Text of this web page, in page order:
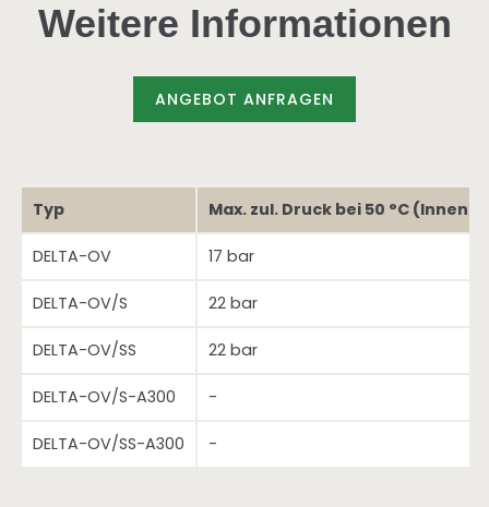
Weitere Informationen
ANGEBOT ANFRAGEN
Typ Max. zul. Druck bei 50 °C
DELTA-OV 17 bar
DELTA-OV/S 22 bar
DELTA-OV/SS 22 bar
DELTA-OV/S-A300 -
DELTA-OV/SS-A300 -